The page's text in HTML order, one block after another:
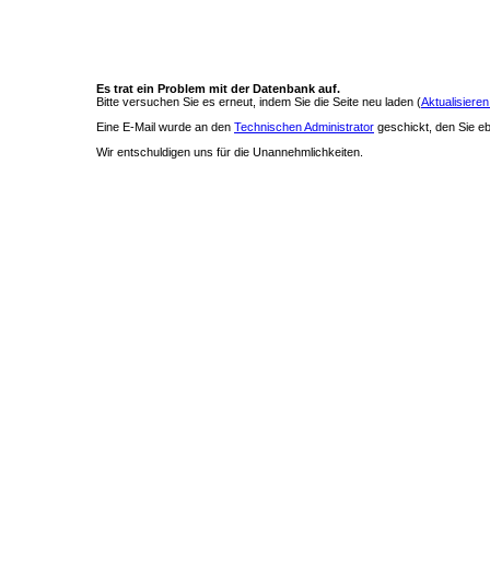
Es trat ein Problem mit der Datenbank auf.
Bitte versuchen Sie es erneut, indem Sie die Seite neu laden (
Eine E-Mail wurde an den Technischen Administrator geschickt, den Sie
Wir entschuldigen uns für die Unannehmlichkeiten.